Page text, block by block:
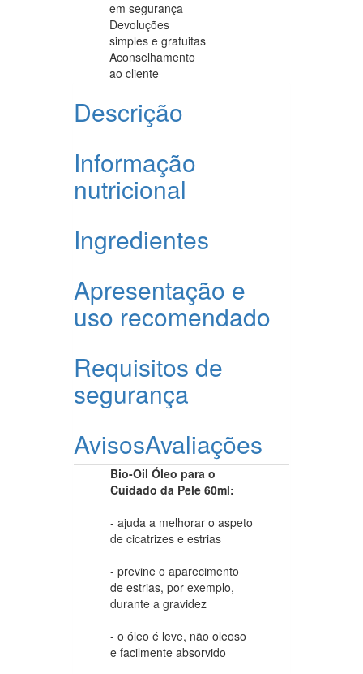
em segurança
Devoluções
simples e gratuitas
Aconselhamento
ao cliente
Descrição
Informação
nutricional
Ingredientes
Apresentação e
uso recomendado
Requisitos de
segurança
AvisosAvaliações
Bio-Oil Óleo para o
Cuidado da Pele 60ml:
- ajuda a melhorar o aspeto
de cicatrizes e estrias
- previne o aparecimento
de estrias, por exemplo,
durante a gravidez
- o óleo é leve, não oleoso
e facilmente absorvido